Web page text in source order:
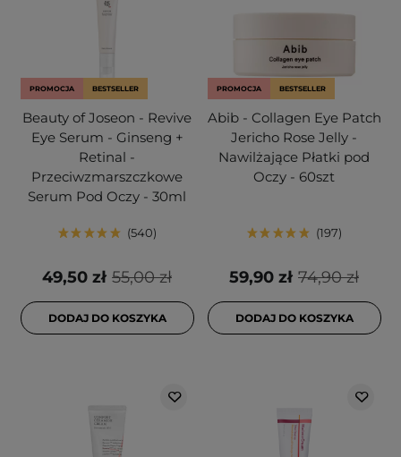
PROMOCJA BESTSELLER
Beauty of Joseon - Revive
Eye Serum - Ginseng +
Retinal -
Przeciwzmarszczkowe
Serum Pod Oczy - 30ml
540
55,00 zł
49,50 zł
DODAJ DO KOSZYKA
PROMOCJA BESTSELLER
Abib - Collagen Eye Patch
Jericho Rose Jelly -
Nawilżające Płatki pod
Oczy - 60szt
197
74,90 zł
59,90 zł
DODAJ DO KOSZYKA